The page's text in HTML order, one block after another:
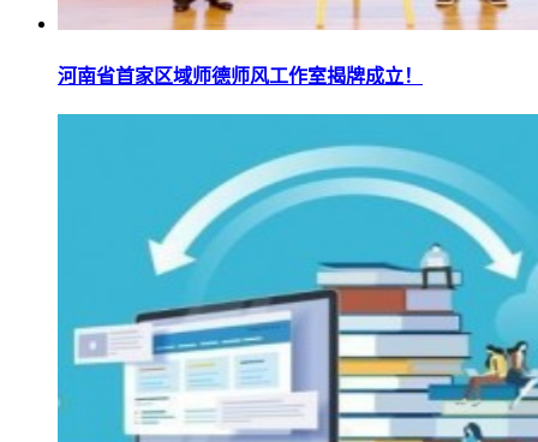
河南省首家区域师德师风工作室揭牌成立！